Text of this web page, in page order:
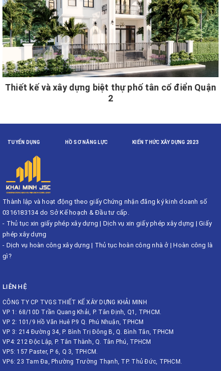
Thiết kế và xây dựng biệt thự phố tân cổ điển Quận
2
TUYỂN DỤNG HỒ SƠ NĂNG LỰC KIẾN THỨC XÂY DỰNG 2023
Thành lập và hoạt động theo giấy Chứng nhận đăng ký kinh doanh số
0316183134 do Sở Kế hoạch & Đầu tư cấp.
- Thủ tục xin giấy phép xây dựng | Dịch vụ xin giấy phép xây dựng | Giấy
phép xây dựng
- Dịch vụ hoàn công xây dựng | Thủ tục hoàn công nhà ở |Hoàn công là
gì?
LIÊN HỆ
CÔNG TY CP TVGS THIẾT KẾ XÂY DỰNG KHẢI MINH
VP 1: 68/10D Trần Quang Khải, P. Tân Định, Q1, TPHCM.
VP 2: 101/9 Hồ Văn Huê P.9 Q. Phú Nhuận, TPHCM
VP 3: 214 Đường 34, P. Bình Trị Đông B, Q. Bình Tân, TPHCM
VP4: 212 Độc Lập, P. Tân Thành, Q. Tân Phú, TPHCM
VP5: 157 Paster, P 6, Q 3, TPHCM.
VP6: 23 Tam Đa, Phường Trường Thạnh, TP. Thủ Đức, TPHCM.